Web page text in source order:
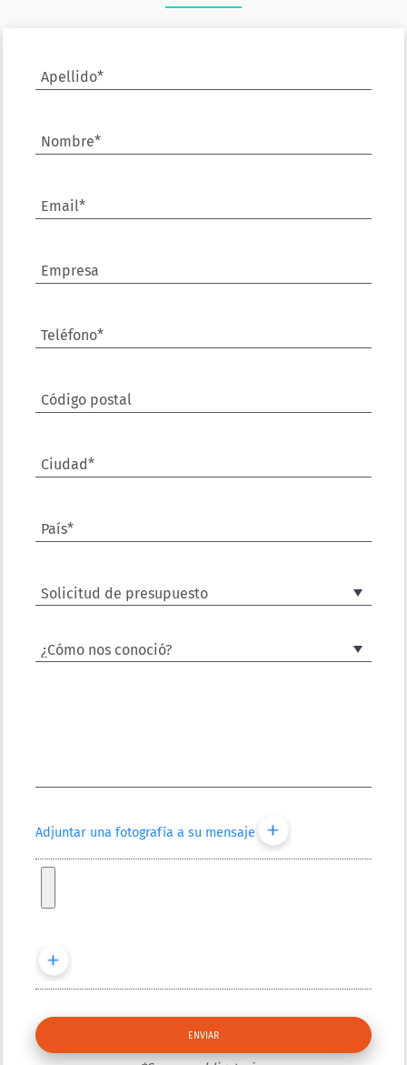
Apellido*
Nombre*
Email*
Empresa
Teléfono*
Código postal
Ciudad*
País*
Adjuntar una fotografía a su mensaje